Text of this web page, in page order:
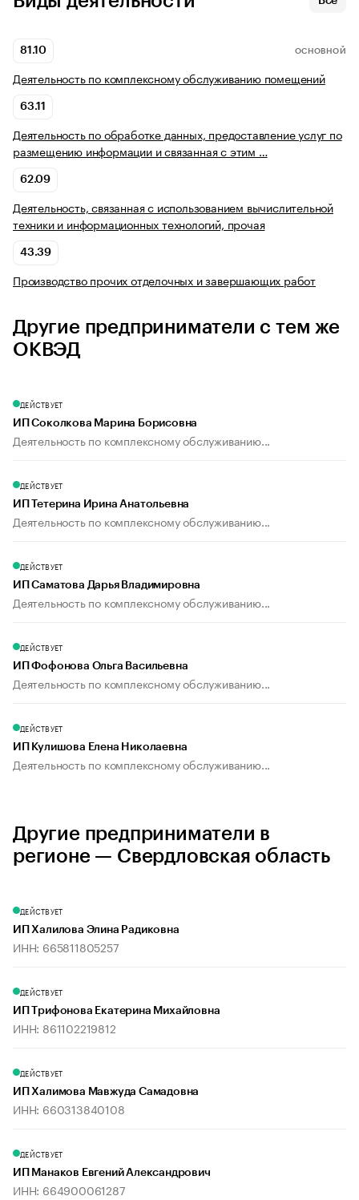
81.10 ОСНОВНОЙ
Деятельность по комплексному обслуживанию помещений
63.11
Деятельность по обработке данных, предоставление услуг по
размещению информации и связанная с этим …
62.09
Деятельность, связанная с использованием вычислительной
техники и информационных технологий, прочая
43.39
Производство прочих отделочных и завершающих работ
Другие предприниматели с тем же
ОКВЭД
ДЕЙСТВУЕТ
ИП Соколкова Марина Борисовна
Деятельность по комплексному обслуживанию...
ДЕЙСТВУЕТ
ИП Тетерина Ирина Анатольевна
Деятельность по комплексному обслуживанию...
ДЕЙСТВУЕТ
ИП Саматова Дарья Владимировна
Деятельность по комплексному обслуживанию...
ДЕЙСТВУЕТ
ИП Фофонова Ольга Васильевна
Деятельность по комплексному обслуживанию...
ДЕЙСТВУЕТ
ИП Кулишова Елена Николаевна
Деятельность по комплексному обслуживанию...
Другие предприниматели в
регионе — Свердловская область
ДЕЙСТВУЕТ
ИП Халилова Элина Радиковна
ИНН: 665811805257
ДЕЙСТВУЕТ
ИП Трифонова Екатерина Михайловна
ИНН: 861102219812
ДЕЙСТВУЕТ
ИП Халимова Мавжуда Самадовна
ИНН: 660313840108
ДЕЙСТВУЕТ
ИП Манаков Евгений Александрович
ИНН: 664900061287